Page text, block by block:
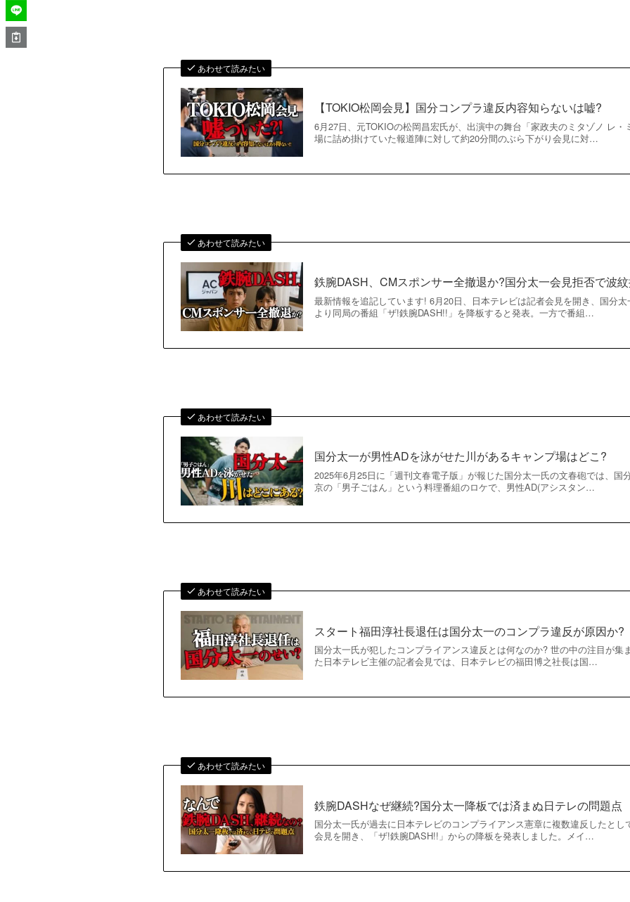
あわせて読みたい
【TOKIO松岡会見】国分コンプラ違反内容知らないは嘘?
6月27日、元TOKIOの松岡昌宏氏が、出演中の舞台「家政夫のミタゾノ レ
場に詰め掛けていた報道陣に対して約20分間のぶら下がり会見に対…
あわせて読みたい
鉄腕DASH、CMスポンサー全撤退か?国分太一会見拒否で波
最新情報を追記しています! 6月20日、日本テレビは記者会見を開き、国分
より同局の番組「ザ!鉄腕DASH!!」を降板すると発表。一方で番組…
あわせて読みたい
国分太一が男性ADを泳がせた川があるキャンプ場はどこ?
2025年6月25日に「週刊文春電子版」が報じた国分太一氏の文春砲では、国
京の「男子ごはん」という料理番組のロケで、男性AD(アシスタン…
あわせて読みたい
スタート福田淳社長退任は国分太一のコンプラ違反が原因か?
国分太一氏が犯したコンプライアンス違反とは何なのか? 世の中の注目が集
た日本テレビ主催の記者会見では、日本テレビの福田博之社長は国…
あわせて読みたい
鉄腕DASHなぜ継続?国分太一降板では済まぬ日テレの問題点
国分太一氏が過去に日本テレビのコンプライアンス憲章に複数違反したと
会見を開き、「ザ!鉄腕DASH!!」からの降板を発表しました。メイ…